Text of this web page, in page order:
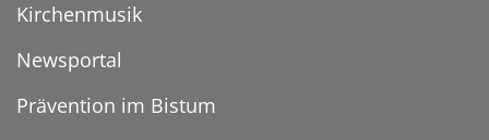
Kirchenmusik
Newsportal
Prävention im Bistum